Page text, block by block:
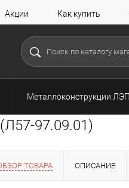
Акции Как купить
Металлоконструкции
97.09.01)
ТОВАРА ОПИСАНИЕ